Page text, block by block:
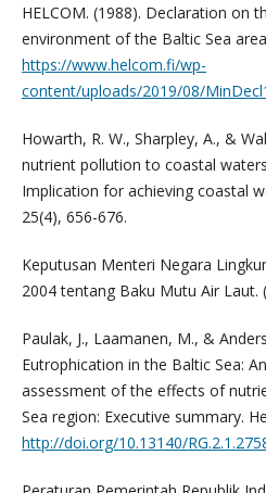
HELCOM. (1988). Declaration on
environment of the Baltic Sea
https://www.helcom.fi/wp-
content/uploads/2019/08/
Howarth, R. W., Sharpley, A., &
nutrient pollution to coastal
Implication for achieving coastal
25(4), 656-676.
Keputusan Menteri Negara
2004 tentang Baku Mutu Air Laut.
Paulak, J., Laamanen, M., &
Eutrophication in the Baltic Sea:
assessment of the effects of
Sea region: Executive summary.
http://doi.org/10.13140/